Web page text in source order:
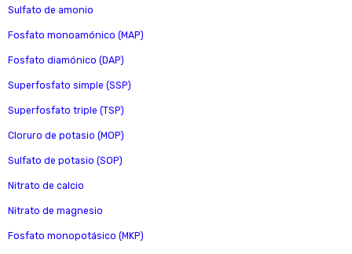
Sulfato de amonio
Fosfato monoamónico (MAP)
Fosfato diamónico (DAP)
Superfosfato simple (SSP)
Superfosfato triple (TSP)
Cloruro de potasio (MOP)
Sulfato de potasio (SOP)
Nitrato de calcio
Nitrato de magnesio
Fosfato monopotásico (MKP)